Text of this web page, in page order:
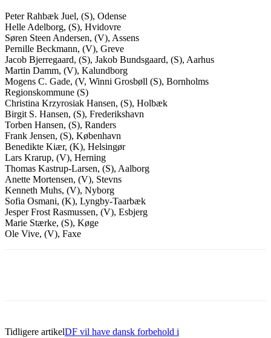
Peter Rahbæk Juel, (S), Odense
Helle Adelborg, (S), Hvidovre
Søren Steen Andersen, (V), Assens
Pernille Beckmann, (V), Greve
Jacob Bjerregaard, (S), Jakob Bundsgaard, (S), Aarhus
Martin Damm, (V), Kalundborg
Mogens C. Gade, (V, Winni Grosbøll (S), Bornholms
Regionskommune (S)
Christina Krzyrosiak Hansen, (S), Holbæk
Birgit S. Hansen, (S), Frederikshavn
Torben Hansen, (S), Randers
Frank Jensen, (S), København
Benedikte Kiær, (K), Helsingør
Lars Krarup, (V), Herning
Thomas Kastrup-Larsen, (S), Aalborg
Anette Mortensen, (V), Stevns
Kenneth Muhs, (V), Nyborg
Sofia Osmani, (K), Lyngby-Taarbæk
Jesper Frost Rasmussen, (V), Esbjerg
Marie Stærke, (S), Køge
Ole Vive, (V), Faxe
Tidligere artikelDF vil have dansk forbehold i